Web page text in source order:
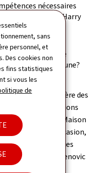
sans
personnel, et
Des cookies non
fins statistiques
si vous les
de
nécessaires
animé par Harry
– Schweizer
d'un plan de
vue de la commune?
soutien du ministère des
les discussions
la soirée à la Maison
à Paris. À cette occasion,
athlètes olympiques
Lian, Luka Mladenovic